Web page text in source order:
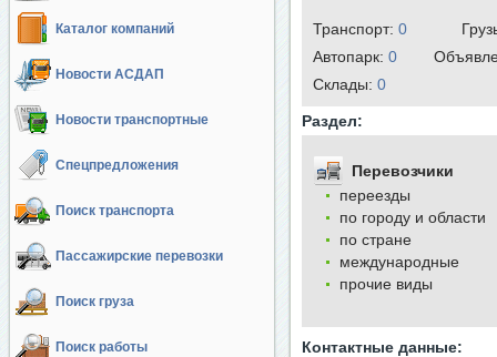
Каталог компаний
Новости АСДАП
Новости транспортные
Спецпредложения
Поиск транспорта
Пассажирские перевозки
Поиск груза
Поиск работы
Транспорт: 0
Автопарк: 0
Cклады: 0
Раздел:
Перевозчики
переезды
по городу и области
по стране
международные
прочие виды
Контактные данные: